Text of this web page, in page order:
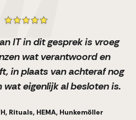
IT in dit gesprek is vroeg
wat verantwoord en
in plaats van achteraf nog
wat eigenlijk al besloten is.
Rituals, HEMA, Hunkemöller